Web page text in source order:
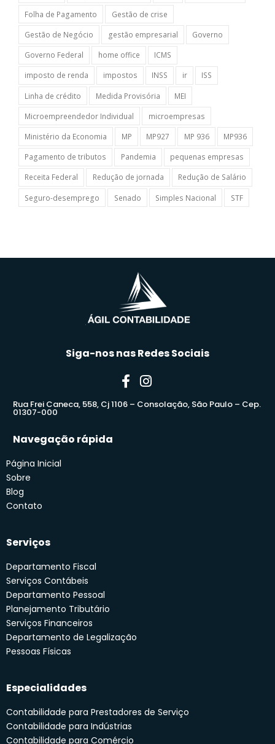
Folha de Pagamento
Gestão de crise
Gestão de Negócio
gestão empresarial
Governo
Governo Federal
home office
ICMS
imposto de renda
impostos INSS ir
ISS
Linha de crédito
Medida Provisória
MEI
Microempreendedor Individual
microempresas
Ministério da Economia
MP MP927 MP 936
MP936
Pagamento de tributos
Pandemia
pequenas empresas
Receita Federal
Redução de jornada
Redução de Salário
Seguro-desemprego
Senado Simples Nacional STF
Siga-nos nas Redes Sociais
Rua Frei Caneca, 558, Cj 1106 – Consolação, São Paulo – Cep.
01307-000
Navegação rápida
Página Inicial
Sobre
Blog
Contato
Serviços
Departamento Fiscal
Serviços Contábeis
Departamento Pessoal
Planejamento Tributário
Serviços Financeiros
Departamento de Legalização
Pessoas Físicas
Especialidades
Contabilidade para Prestadores de Serviço
Contabilidade para Indústrias
Contabilidade para Comércio